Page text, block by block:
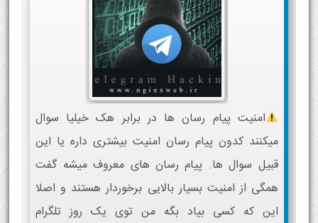
امنیت پیام رسان ها در برابر هک خیلیا سوال
میکنند کدون پیام رسان امنیت بیشتری داره یا این
قبیل سوال ها. پیام رسان های معروف میشه گفت
همگی از امنیت بسیار بالایی برخوردار هستند و اصلا
این که کسی بیاد بگه من توی یک روز تلگرام